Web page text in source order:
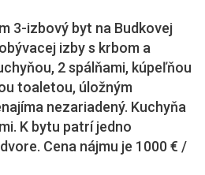
3-izbový byt na Budkovej
izby s krbom a
2 spálňami, kúpeľňou
toaletou, úložným
nezariadený. Kuchyňa
K bytu patrí jedno
Cena nájmu je 1000 € /